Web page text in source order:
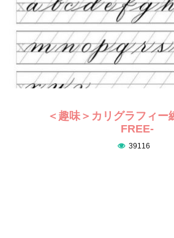
＜趣味＞カリグラフィー
FREE-
39116